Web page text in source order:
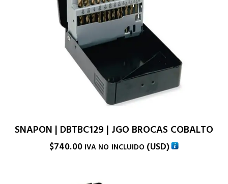
SNAPON | DBTBC129 | JGO BROCAS COBALTO
$740.00 IVA NO INCLUIDO (USD)